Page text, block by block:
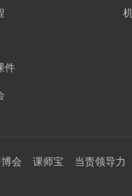
件
会 课师宝 当责领导力